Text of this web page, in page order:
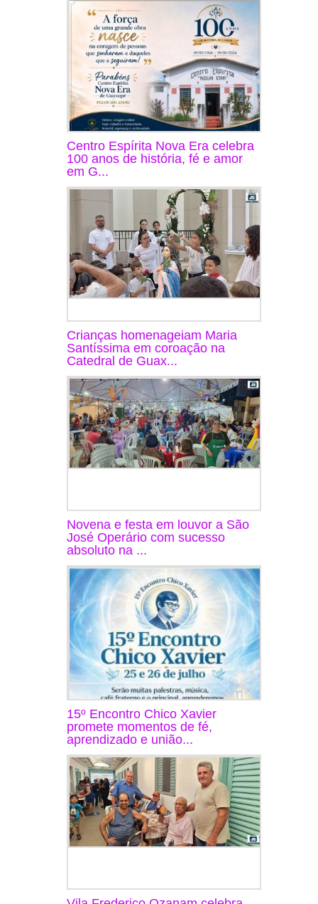
Centro Espírita Nova Era celebra
100 anos de história, fé e amor
em G...
Crianças homenageiam Maria
Santíssima em coroação na
Catedral de Guax...
Novena e festa em louvor a São
José Operário com sucesso
absoluto na ...
15º Encontro Chico Xavier
promete momentos de fé,
aprendizado e união...